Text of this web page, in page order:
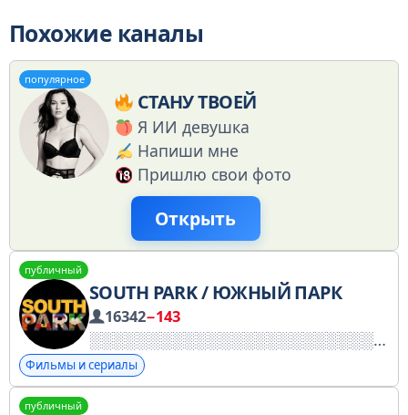
Похожие каналы
популярное
СТАНУ ТВОЕЙ
Я ИИ девушка
Напиши мне
Пришлю свои фото
Открыть
публичный
SOUTH PARK / ЮЖНЫЙ ПАРК
16342−143
Фильмы и сериалы
публичный